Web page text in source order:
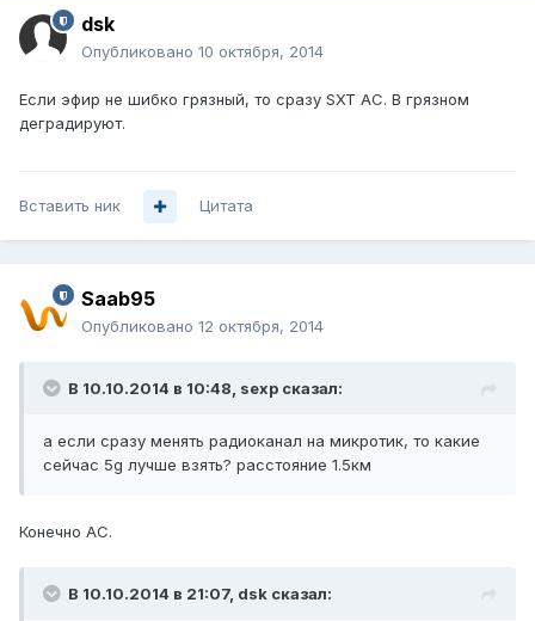
dsk
Опубликовано 10 октября, 2014
Если эфир не шибко грязный, то сразу SXT AC. В грязном
деградируют.
Вставить ник Цитата
Saab95
Опубликовано 12 октября, 2014
В 10.10.2014 в 10:48, sexp сказал:
а если сразу менять радиоканал на микротик, то какие
сейчас 5g лучше взять? расстояние 1.5км
Конечно AC.
В 10.10.2014 в 21:07, dsk сказал: